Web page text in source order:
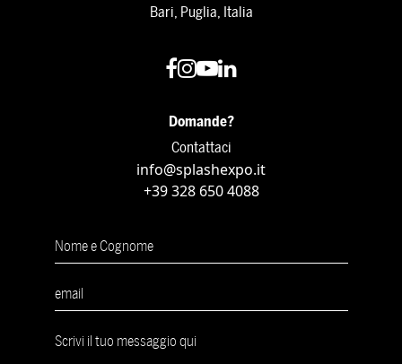
Bari, Puglia, Italia
Domande?
Contattaci
info@splashexpo.it
+39 328 650 4088